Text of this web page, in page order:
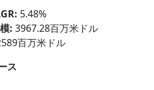
5.48%
: 3967.28百万米ドル
百万米ドル
ス